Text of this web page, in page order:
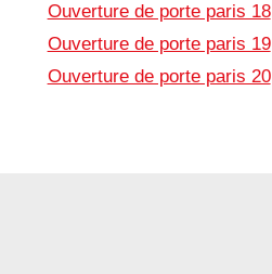
Ouverture de porte paris 18
Ouverture de porte paris 19
Ouverture de porte paris 20